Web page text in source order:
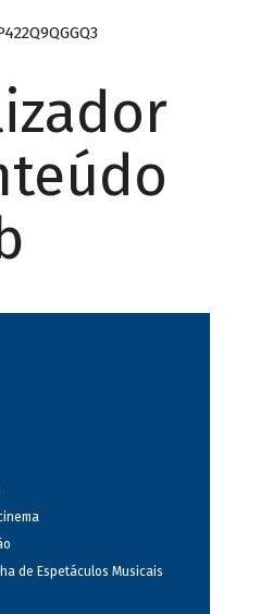
de Espetáculos Musicais